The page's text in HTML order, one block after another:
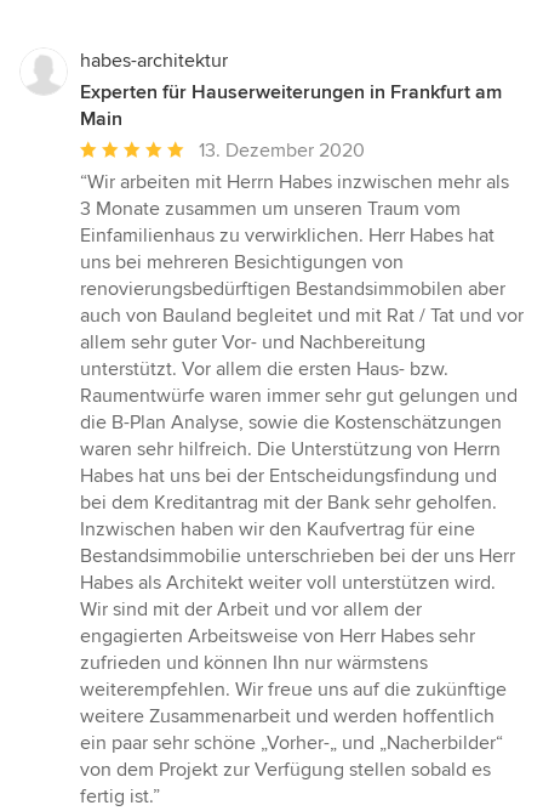
habes-architektur
Experten für Hauserweiterungen in Frankfurt am
Main
Durchschnittliche
Bewertung:
5
von
5
Sternen
13. Dezember 2020
“Wir arbeiten mit Herrn Habes inzwischen mehr als
3 Monate zusammen um unseren Traum vom
Einfamilienhaus zu verwirklichen. Herr Habes hat
uns bei mehreren Besichtigungen von
renovierungsbedürftigen Bestandsimmobilen aber
auch von Bauland begleitet und mit Rat / Tat und vor
allem sehr guter Vor- und Nachbereitung
unterstützt. Vor allem die ersten Haus- bzw.
Raumentwürfe waren immer sehr gut gelungen und
die B-Plan Analyse, sowie die Kostenschätzungen
waren sehr hilfreich. Die Unterstützung von Herrn
Habes hat uns bei der Entscheidungsfindung und
bei dem Kreditantrag mit der Bank sehr geholfen.
Inzwischen haben wir den Kaufvertrag für eine
Bestandsimmobilie unterschrieben bei der uns Herr
Habes als Architekt weiter voll unterstützen wird.
Wir sind mit der Arbeit und vor allem der
engagierten Arbeitsweise von Herr Habes sehr
zufrieden und können Ihn nur wärmstens
weiterempfehlen. Wir freue uns auf die zukünftige
weitere Zusammenarbeit und werden hoffentlich
ein paar sehr schöne „Vorher-„ und „Nacherbilder“
von dem Projekt zur Verfügung stellen sobald es
fertig ist.”